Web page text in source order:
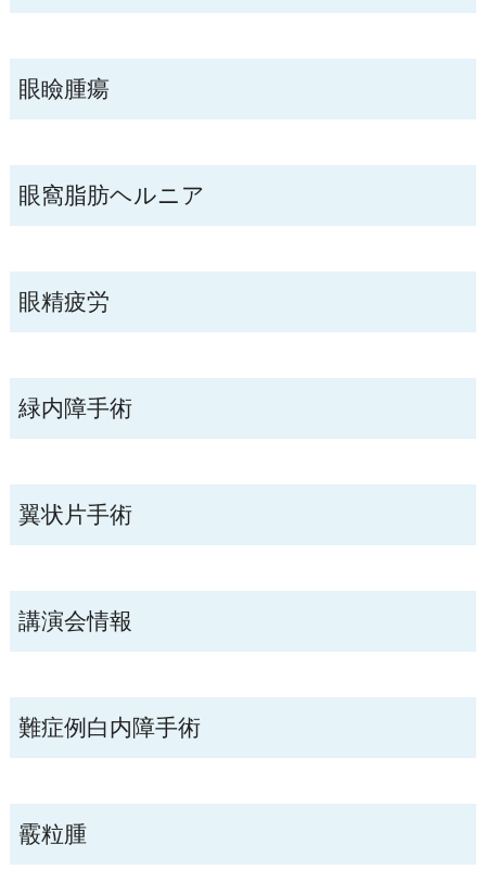
眼瞼腫瘍
眼窩脂肪ヘルニア
眼精疲労
緑内障手術
翼状片手術
講演会情報
難症例白内障手術
霰粒腫